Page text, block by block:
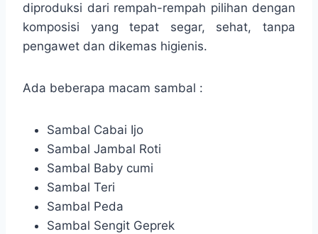
diproduksi dari rempah-rempah pilihan dengan
komposisi yang tepat segar, sehat, tanpa
pengawet dan dikemas higienis.
Ada beberapa macam sambal :
Sambal Cabai Ijo
Sambal Jambal Roti
Sambal Baby cumi
Sambal Teri
Sambal Peda
Sambal Sengit Geprek